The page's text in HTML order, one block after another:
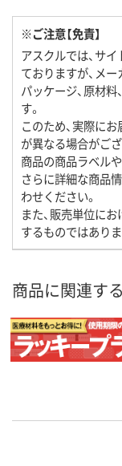
※ご注意【免責】
アスクルでは、サ
ておりますが、メー
パッケージ、原材
す。
このため、実際に
が異なる場合がご
商品の商品ラベル
さらに詳細な商品
わせください。
また、販売単位に
するものではあり
商品に関連す